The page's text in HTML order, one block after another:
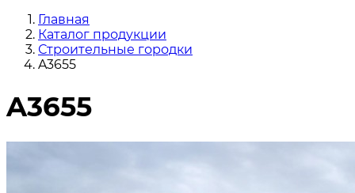
Главная
Каталог продукции
Строительные городки
A3655
A3655